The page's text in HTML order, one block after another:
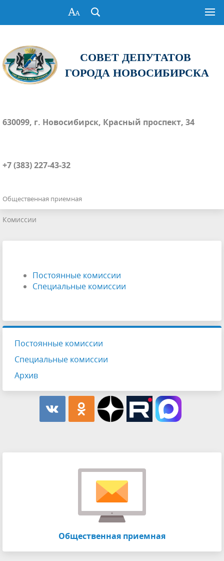
СОВЕТ ДЕПУТАТОВ
ГОРОДА НОВОСИБИРСКА
630099, г. Новосибирск, Красный проспект, 34
+7 (383) 227-43-32
Общественная приемная
Комиссии
Постоянные комиссии
Специальные комиссии
Постоянные комиссии
Специальные комиссии
Архив
Общественная приемная